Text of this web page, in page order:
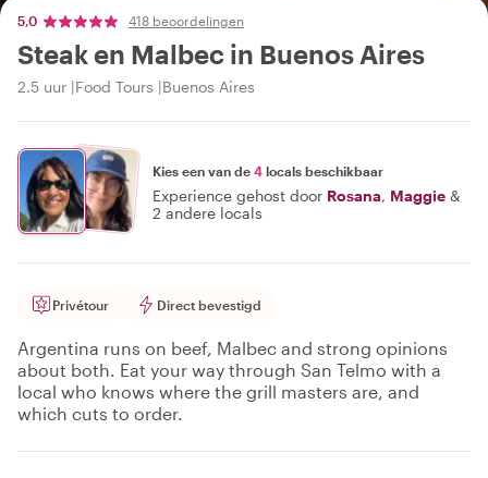
5,0 418 beoordelingen
Steak en Malbec in Buenos Aires
2.5 uur Food Tours Buenos Aires
Kies een van de 4 locals beschikbaar
Experience gehost door Rosana, Maggie &
2 andere locals
Privétour Direct bevestigd
Argentina runs on beef, Malbec and strong opinions
about both. Eat your way through San Telmo with a
local who knows where the grill masters are, and
which cuts to order.